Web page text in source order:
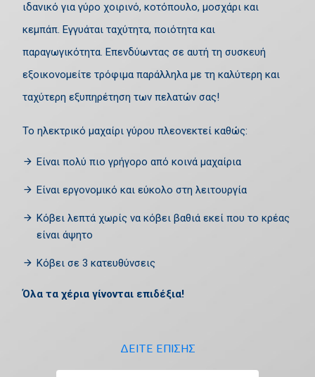
ιδανικό για γύρο χοιρινό, κοτόπουλο, μοσχάρι και
κεμπάπ. Εγγυάται ταχύτητα, ποιότητα και
παραγωγικότητα. Επενδύωντας σε αυτή τη συσκευή
εξοικονομείτε τρόφιμα παράλληλα με τη καλύτερη και
ταχύτερη εξυπηρέτηση των πελατών σας!
Το ηλεκτρικό μαχαίρι γύρου πλεονεκτεί καθώς:
Είναι πολύ πιο γρήγορο από κοινά μαχαίρια
Είναι εργονομικό και εύκολο στη λειτουργία
Κόβει λεπτά χωρίς να κόβει βαθιά εκεί που το κρέας
είναι άψητο
Κόβει σε 3 κατευθύνσεις
Όλα τα χέρια γίνονται επιδέξια!
ΔΕΙΤΕ ΕΠΙΣΗΣ